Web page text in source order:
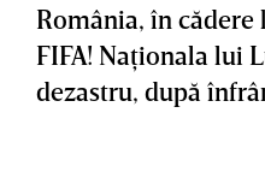
România, în
FIFA! Naţionala lui
dezastru, după